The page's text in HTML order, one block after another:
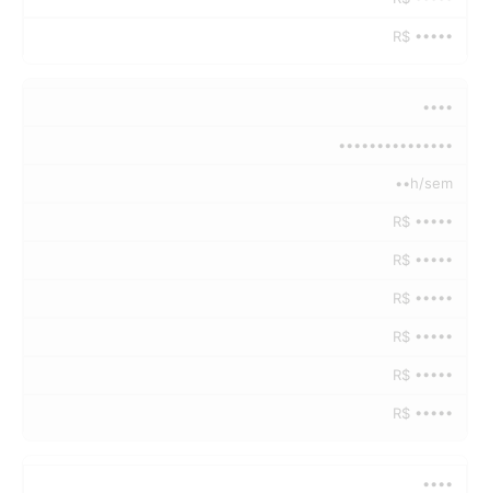
R$ •••••
••••
•••••••••••••••
••h/sem
R$ •••••
R$ •••••
R$ •••••
R$ •••••
R$ •••••
R$ •••••
••••